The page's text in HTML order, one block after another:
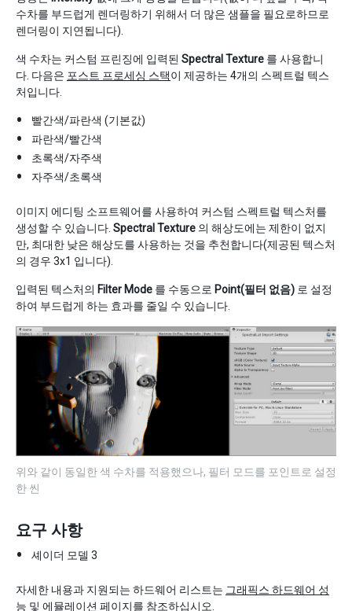
수차를 부드럽게 렌더링하기 위해서 더 많은 샘플을 필요로하므로
렌더링이 지연됩니다).
색 수차는 커스텀 프린징에 입력된 Spectral Texture 를 사용합니
다. 다음은 포스트 프로세싱 스택이 제공하는 4개의 스펙트럴 텍스
처입니다.
빨간색/파란색 (기본값)
파란색/빨간색
초록색/자주색
자주색/초록색
이미지 에디팅 소프트웨어를 사용하여 커스텀 스펙트럴 텍스처를
생성할 수 있습니다. Spectral Texture 의 해상도에는 제한이 없지
만, 최대한 낮은 해상도를 사용하는 것을 추천합니다(제공된 텍스처
의 경우 3x1 입니다).
입력된 텍스처의 Filter Mode 를 수동으로 Point(필터 없음) 로 설정
하여 부드럽게 하는 효과를 줄일 수 있습니다.
위와 같이 동일한 색 수차를 적용했으나, 필터 모드를 포인트로 설정
한 씬
요구 사항
셰이더 모델 3
자세한 내용과 지원되는 하드웨어 리스트는 그래픽스 하드웨어 성
능 및 에뮬레이션 페이지를 참조하십시오.